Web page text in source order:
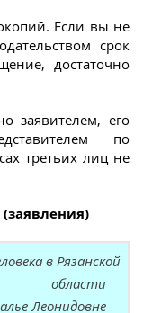
Если вы не
срок
достаточно
заявителем, его
по
третьих лиц не
в Рязанской
области
Леонидовне